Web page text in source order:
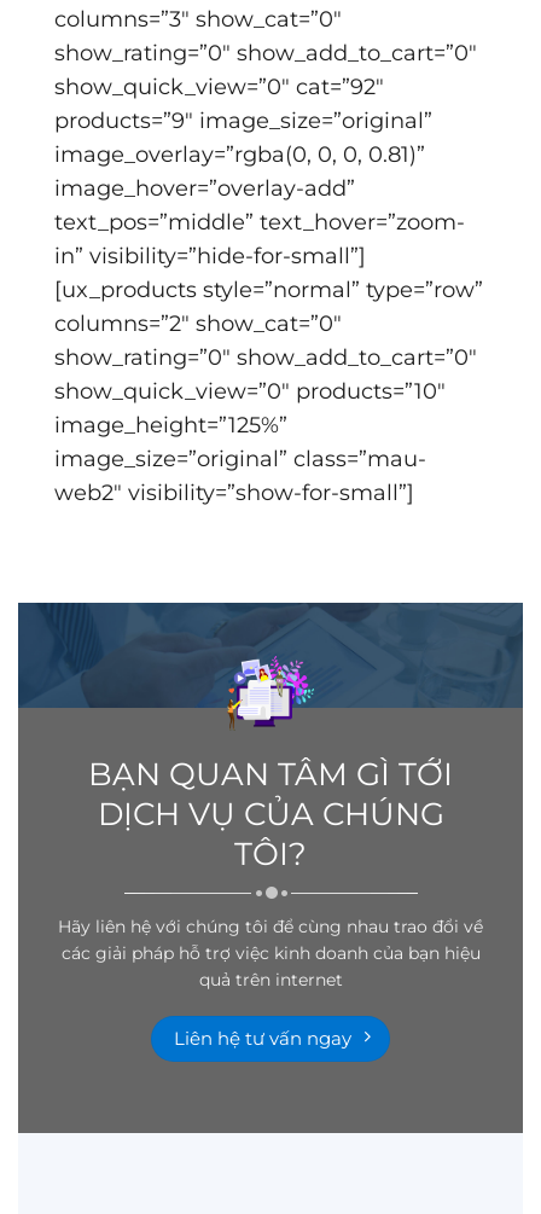
columns=”3″ show_cat=”0″
show_rating=”0″ show_add_to_cart=”0″
show_quick_view=”0″ cat=”92″
products=”9″ image_size=”original”
image_overlay=”rgba(0, 0, 0, 0.81)”
image_hover=”overlay-add”
text_pos=”middle” text_hover=”zoom-
in” visibility=”hide-for-small”]
[ux_products style=”normal” type=”row”
columns=”2″ show_cat=”0″
show_rating=”0″ show_add_to_cart=”0″
show_quick_view=”0″ products=”10″
image_height=”125%”
image_size=”original” class=”mau-
web2″ visibility=”show-for-small”]
BẠN QUAN TÂM GÌ TỚI
DỊCH VỤ CỦA CHÚNG
TÔI?
Hãy liên hệ với chúng tôi để cùng nhau trao đổi về
các giải pháp hỗ trợ việc kinh doanh của bạn hiệu
quả trên internet
Liên hệ tư vấn ngay